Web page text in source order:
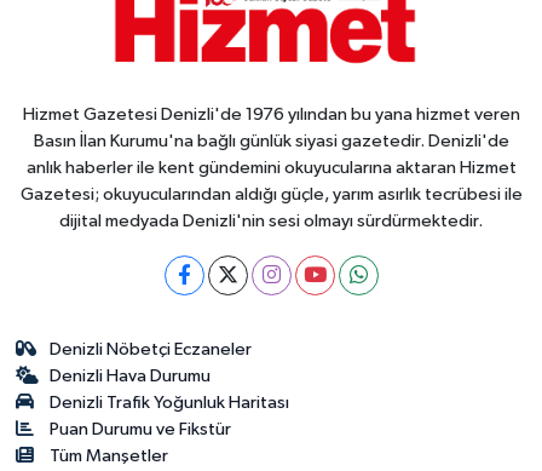
Hizmet Gazetesi Denizli'de 1976 yılından bu yana hizmet veren
Basın İlan Kurumu'na bağlı günlük siyasi gazetedir. Denizli'de
anlık haberler ile kent gündemini okuyucularına aktaran Hizmet
Gazetesi; okuyucularından aldığı güçle, yarım asırlık tecrübesi ile
dijital medyada Denizli'nin sesi olmayı sürdürmektedir.
Denizli Nöbetçi Eczaneler
Denizli Hava Durumu
Denizli Trafik Yoğunluk Haritası
Puan Durumu ve Fikstür
Tüm Manşetler